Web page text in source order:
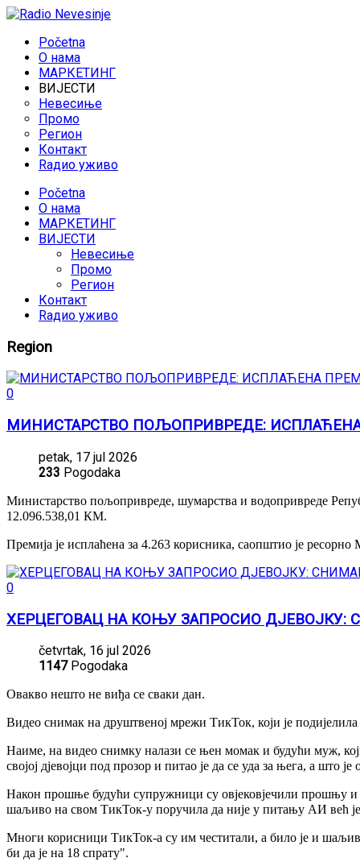
Početna
O нама
МАРКЕТИНГ
ВИЈЕСТИ
Невесиње
Промо
Регион
Контакт
Rадио уживо
Početna
O нама
МАРКЕТИНГ
ВИЈЕСТИ
Невесиње
Промо
Регион
Контакт
Rадио уживо
Region
0
МИНИСТАРСТВО ПОЉОПРИВРЕДЕ:
petak, 17 jul 2026
233 Pogodaka
Министарство пољопривреде, шумарства и водопривреде
12.096.538,01 КМ.
Премија је исплаћена за 4.263 корисника, саопштио је ресорно
0
ХЕРЦЕГОВАЦ НА КОЊУ ЗАПРОСИО
četvrtak, 16 jul 2026
1147Pogodaka
Овакво нешто не виђа се сваки дан.
Видео снимак на друштвеној мрежи ТикТок, који је
Наиме, на видео снимку налази се њен момак и будући муж,
својој дјевојци под прозор и питао је да се уда за њега, а што
Након прошње будући супружници су овјековјечили прошњу и
шаљиво на свом ТикТок-у поручила да није у питању АИ већ
Многи корисници ТикТок-а су им честитали, а било је и
би да је на 18 спрату".